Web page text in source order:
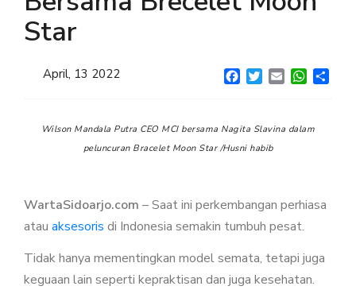
GENTLEMAN NIGHT
MAGIC GLASS
MILLIONAIRE BODY CARE
LUMI GEL
MYVIBER MANGO (2 BOX)
Star
April, 13 2022 FacebookTwitter
Email
Wilson Mandala Putra CEO MCI bersama Nagita Slavina dalam
peluncuran Bracelet Moon Star /Husni habib
WartaSidoarjo.com – Saat ini perkembangan perhiasa
atau aksesoris di Indonesia semakin tumbuh pesat.
Tidak hanya mementingkan model semata, tetapi juga
keguaan lain seperti kepraktisan dan juga kesehatan.